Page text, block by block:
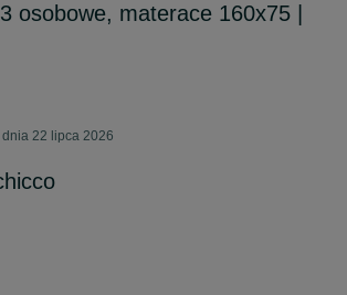
osobowe, materace 160x75 |
22 lipca 2026